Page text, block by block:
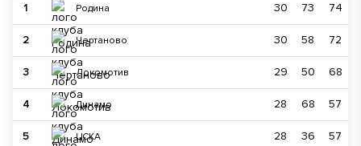
1 Родина 30 73 74
2 Чертаново 30 58 72
3 Локомотив 29 50 68
4 Динамо 28 68 57
5 ЦСКА 28 36 57